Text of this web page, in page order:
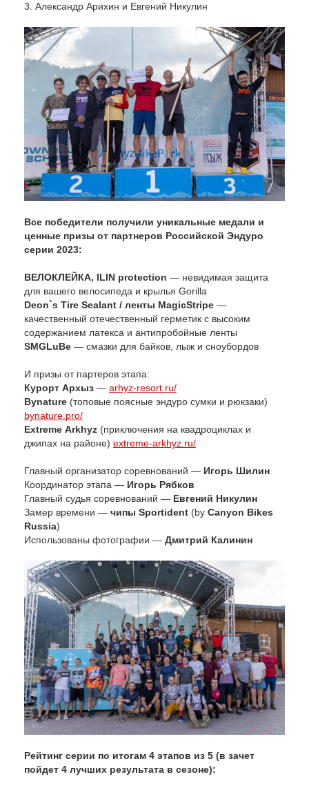
3. Александр Арихин и Евгений Никулин
Все победители получили уникальные медали и
ценные призы от партнеров Российской Эндуро
серии 2023:
ВЕЛОКЛЕЙКА, ILIN protection — невидимая защита
для вашего велосипеда и крылья Gorilla
Deon`s Tire Sealant / ленты MagicStripe —
качественный отечественный герметик с высоким
содержанием латекса и антипробойные ленты
SMGLuBe — смазки для байков, лыж и сноубордов
И призы от партеров этапа:
Курорт Архыз — arhyz-resort.ru/
Bynature (топовые поясные эндуро сумки и рюкзаки)
bynature.pro/
Extreme Аrkhyz (приключения на квадроциклах и
джипах на районе) extreme-arkhyz.ru/
Главный организатор соревнований — Игорь Шилин
Координатор этапа — Игорь Рябков
Главный судья соревнований — Евгений Никулин
Замер времени — чипы Sportident (by Canyon Bikes
Russia)
Использованы фотографии — Дмитрий Калинин
Рейтинг серии по итогам 4 этапов из 5 (в зачет
пойдет 4 лучших результата в сезоне):